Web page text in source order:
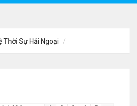
Thời Sự Hải Ngoại